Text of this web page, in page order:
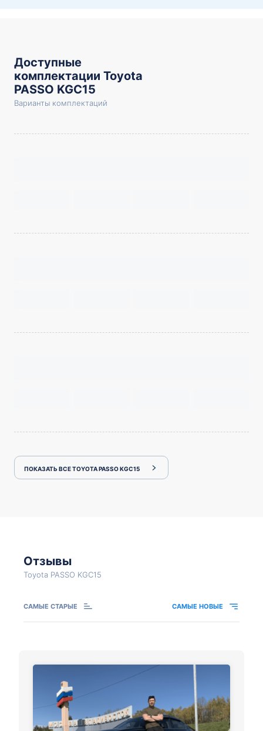
Доступные
комплектации Toyota
PASSO KGC15
Варианты комплектаций
ПОКАЗАТЬ ВСЕ TOYOTA PASSO KGC15
Отзывы
Toyota PASSO KGC15
САМЫЕ СТАРЫЕ САМЫЕ НОВЫЕ